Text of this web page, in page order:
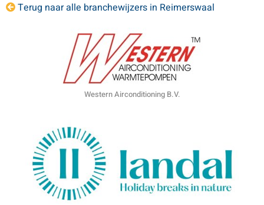
Terug naar alle branchewijzers in Reimerswaal
Western Airconditioning B.V.